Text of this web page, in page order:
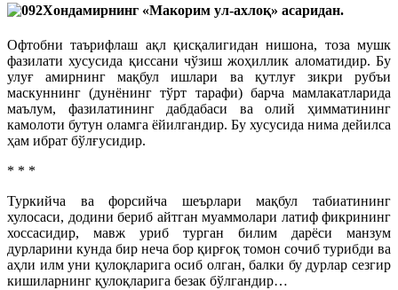
Хондамирнинг «Макорим ул-ахлоқ» асаридан.
Офтобни таърифлаш ақл қисқалигидан нишона, тоза мушк
фазилати хусусида қиссани чўзиш жоҳиллик аломатидир. Бу
улуғ амирнинг мақбул ишлари ва қутлуғ зикри рубъи
маскуннинг (дунёнинг тўрт тарафи) барча мамлакатларида
маълум, фазилатининг дабдабаси ва олий ҳимматининг
камолоти бутун оламга ёйилгандир. Бу хусусида нима дейилса
ҳам ибрат бўлғусидир.
* * *
Туркийча ва форсийча шеърлари мақбул табиатининг
хулосаси, додини бериб айтган муаммолари латиф фикрининг
хоссасидир, мавж уриб турган билим дарёси манзум
дурларини кунда бир неча бор қирғоқ томон сочиб турибди ва
аҳли илм уни қулоқларига осиб олган, балки бу дурлар сезгир
кишиларнинг қулоқларига безак бўлгандир…